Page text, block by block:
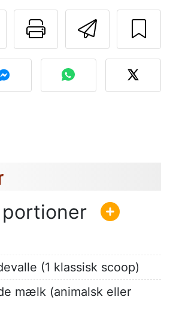
Send
Udskriv
Stil et spørgsmål
billede af denne
(1 klassisk scoop)
mælk (animalsk eller